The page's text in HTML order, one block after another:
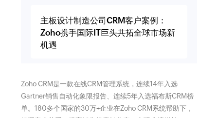
主板设计制造公司CRM客户案例：
Zoho携手国际IT巨头共拓全球市场新
机遇
Zoho CRM是一款在线CRM管理系统，连续14年入选
Gartner销售自动化象限报告、连续5年入选福布斯CRM榜
单。180多个国家的30万+企业在Zoho CRM系统帮助下，